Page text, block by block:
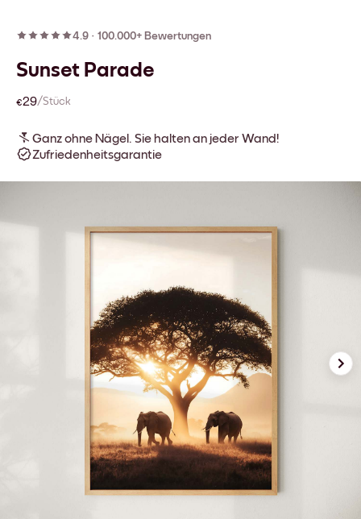
4.9 · 100.000+ Bewertungen
Sunset Parade
€29/Stück
Ganz ohne Nägel. Sie halten an jeder Wand!
Zufriedenheitsgarantie